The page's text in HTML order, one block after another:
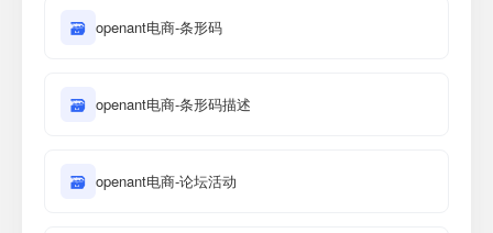
🗃 openant电商-条形码
🗃 openant电商-条形码描述
🗃 openant电商-论坛活动